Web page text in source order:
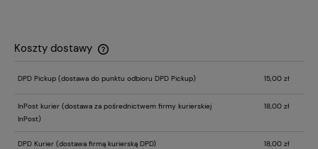
Koszty dostawy
Cena nie zawiera ewentualnych kosztów płatności
DPD Pickup (dostawa do punktu odbioru DPD Pickup) 15,00 zł
InPost kurier (dostawa za pośrednictwem firmy kurierskiej
InPost)
18,00 zł
DPD Kurier (dostawa firmą kurierską DPD) 18,00 zł